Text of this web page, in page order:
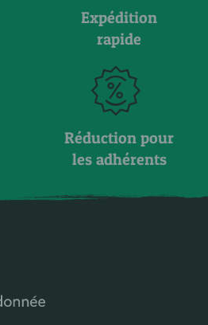
Expédition
rapide
Réduction pour
les adhérents